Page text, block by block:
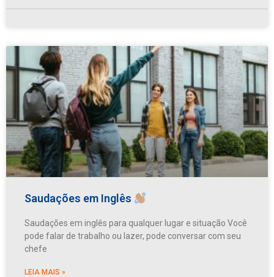
Saudações em Inglês
Saudações em inglês para qualquer lugar e situação Você
pode falar de trabalho ou lazer, pode conversar com seu
chefe
LEIA MAIS »